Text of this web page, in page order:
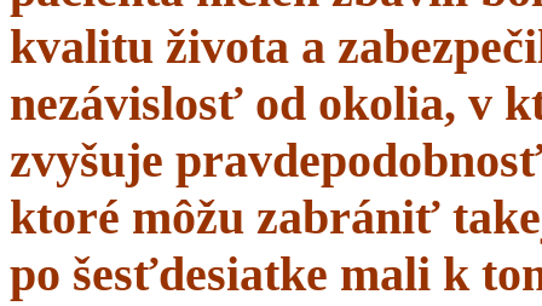
kvalitu života a
nezávislosť od okolia, v
zvyšuje
ktoré môžu zabrániť
po šesťdesiatke mali k